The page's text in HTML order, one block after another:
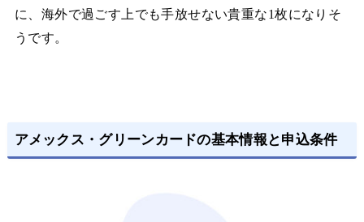
に、海外で過ごす上でも手放せない貴重な1枚になりそ
うです。
アメックス・グリーンカードの基本情報と申込条件